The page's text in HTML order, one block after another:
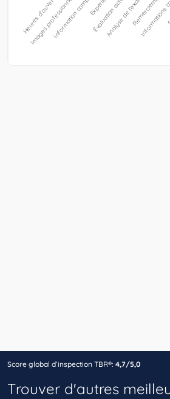
Score global d’inspection TBR®: 4,7/5,0
Trouver d'autres